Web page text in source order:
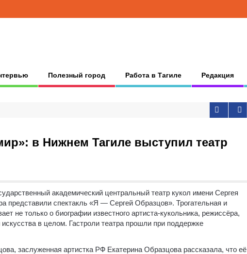
Полезный город Работа в Тагиле Редакция
в Нижнем Тагиле выступил театр
академический центральный театр кукол имени Сергея
представили спектакль «Я — Сергей Образцов». Трогательная и
не только о биографии известного артиста-кукольника, режиссёра,
в целом. Гастроли театра прошли при поддержке
заслуженная артистка РФ Екатерина Образцова рассказала, что её